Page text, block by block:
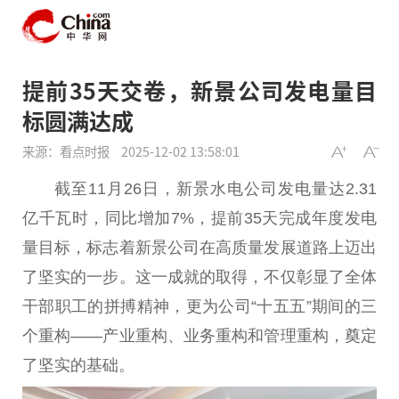
提前35天交卷，新景公司发电量目
标圆满达成
来源：看点时报 2025-12-02 13:58:01
截至11月26日，新景水电公司发电量达2.31
亿千瓦时，同比增加7%，提前35天完成年度发电
量目标，标志着新景公司在高质量发展道路上迈出
了坚实的一步。这一成就的取得，不仅彰显了全体
干部职工的拼搏精神，更为公司“十五五”期间的三
个重构——产业重构、业务重构和管理重构，奠定
了坚实的基础。